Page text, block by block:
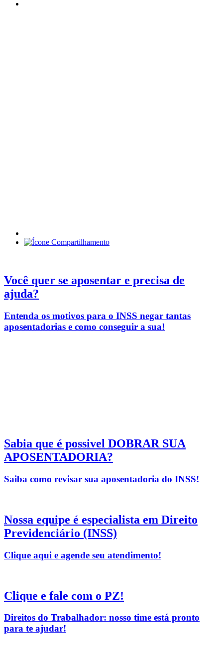
Você quer se aposentar e precisa de
ajuda?
Entenda os motivos para o INSS negar tantas
aposentadorias e como conseguir a sua!
Sabia que é possivel DOBRAR SUA
APOSENTADORIA?
Saiba como revisar sua aposentadoria do INSS!
Nossa equipe é especialista em Direito
Previdenciário (INSS)
Clique aqui e agende seu atendimento!
Clique e fale com o PZ!
Direitos do Trabalhador: nosso time está pronto
para te ajudar!